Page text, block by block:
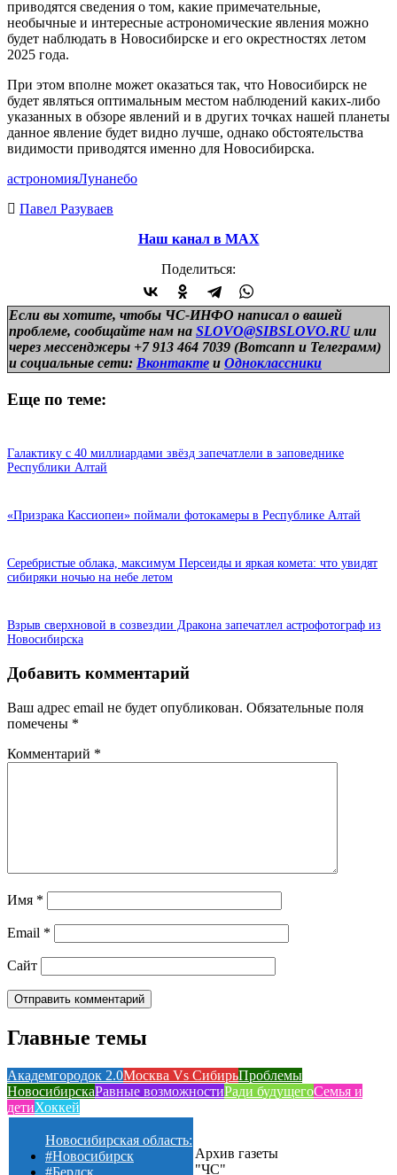
приводятся сведения о том, какие примечательные,
необычные и интересные астрономические явления можно
будет наблюдать в Новосибирске и его окрестностях летом
2025 года.
При этом вполне может оказаться так, что Новосибирск не
будет являться оптимальным местом наблюдений каких-либо
указанных в обзоре явлений и в других точках нашей планеты
данное явление будет видно лучше, однако обстоятельства
видимости приводятся именно для Новосибирска.
астрономияЛунанебо
Павел Разуваев
Наш канал в МАХ
Поделиться:
Если вы хотите, чтобы ЧС-ИНФО написал о вашей
проблеме, сообщайте нам на SLOVO@SIBSLOVO.RU или
через мессенджеры +7 913 464 7039 (Вотсапп и Телеграмм)
и социальные сети: Вконтакте и Одноклассники
Еще по теме:
Галактику с 40 миллиардами звёзд запечатлели в заповеднике
Республики Алтай
«Призрака Кассиопеи» поймали фотокамеры в Республике Алтай
Серебристые облака, максимум Персеиды и яркая комета: что увидят
сибиряки ночью на небе летом
Взрыв сверхновой в созвездии Дракона запечатлел астрофотограф из
Новосибирска
Добавить комментарий
Ваш адрес email не будет опубликован. Обязательные поля
помечены *
Комментарий *
Имя *
Email *
Сайт
Главные темы
Академгородок 2.0Москва Vs СибирьПроблемы
НовосибирскаРавные возможностиРади будущегоСемья и
детиХоккей
Новосибирская область:
#Новосибирск
#Бердск
Архив газеты
"ЧС"